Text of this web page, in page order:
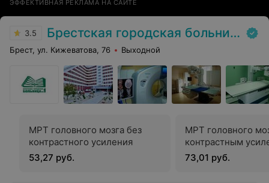
ЭФФЕКТИВНАЯ РЕКЛАМА НА САЙТЕ
3.5 Брестская городская больница № 1
Брест, ул. Кижеватова, 76 Выходной
МРТ головного мозга без
контрастного усиления
53,27 руб.
МРТ головного
контрастным
73,01 руб.